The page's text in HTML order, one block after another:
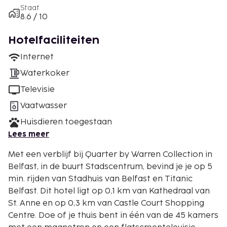
Staat
8.6 / 10
Hotelfaciliteiten
Internet
Waterkoker
Televisie
Vaatwasser
Huisdieren toegestaan
Lees meer
Met een verblijf bij Quarter by Warren Collection in
Belfast, in de buurt Stadscentrum, bevind je je op 5
min. rijden van Stadhuis van Belfast en Titanic
Belfast. Dit hotel ligt op 0,1 km van Kathedraal van
St. Anne en op 0,3 km van Castle Court Shopping
Centre. Doe of je thuis bent in één van de 45 kamers